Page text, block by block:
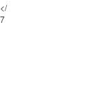
</
7